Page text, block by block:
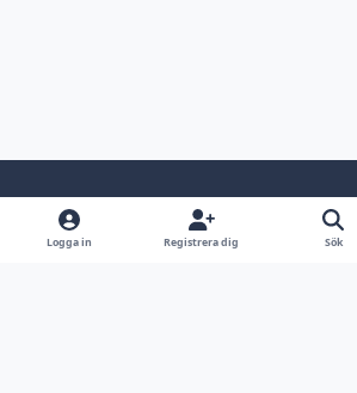
Light ModeDark ModeSystem Preference
Logga in Registrera dig Sök